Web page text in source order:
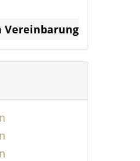
Vereinbarung